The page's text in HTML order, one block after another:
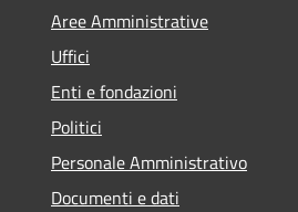
Aree Amministrative
Uffici
Enti e fondazioni
Politici
Personale Amministrativo
Documenti e dati